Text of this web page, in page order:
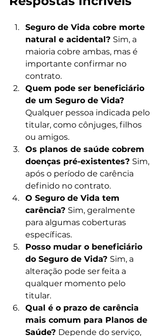
Seguro de Vida cobre morte
natural e acidental? Sim, a
maioria cobre ambas, mas é
importante confirmar no
contrato.
Quem pode ser beneficiário
de um Seguro de Vida?
Qualquer pessoa indicada pelo
titular, como cônjuges, filhos
ou amigos.
Os planos de saúde cobrem
doenças pré-existentes? Sim,
após o período de carência
definido no contrato.
O Seguro de Vida tem
carência? Sim, geralmente
para algumas coberturas
específicas.
Posso mudar o beneficiário
do Seguro de Vida? Sim, a
alteração pode ser feita a
qualquer momento pelo
titular.
Qual é o prazo de carência
mais comum para Planos de
Saúde? Depende do serviço,